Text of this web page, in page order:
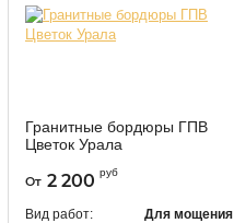
Гранитные бордюры ГПВ
Цветок Урала
От 2 200 руб
Вид работ:
Для мощения